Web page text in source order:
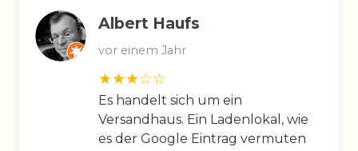
Albert Haufs
vor einem Jahr
Es handelt sich um ein
Versandhaus. Ein Ladenlokal, wie
es der Google Eintrag vermuten